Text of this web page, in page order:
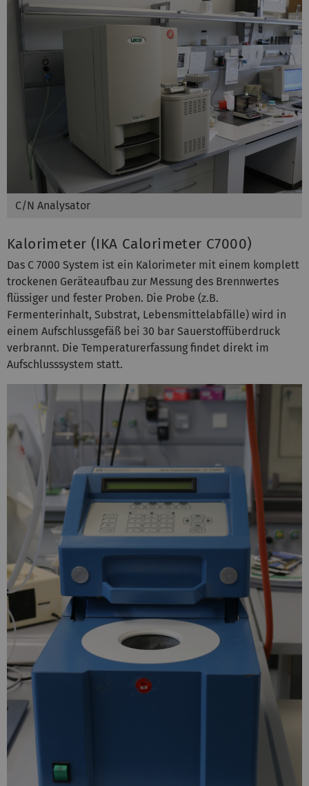
C/N Analysator
Kalorimeter (IKA Calorimeter C7000)
Das C 7000 System ist ein Kalorimeter mit einem komplett
trockenen Geräteaufbau zur Messung des Brennwertes
flüssiger und fester Proben. Die Probe (z.B.
Fermenterinhalt, Substrat, Lebensmittelabfälle) wird in
einem Aufschlussgefäß bei 30 bar Sauerstoffüberdruck
verbrannt. Die Temperaturerfassung findet direkt im
Aufschlusssystem statt.